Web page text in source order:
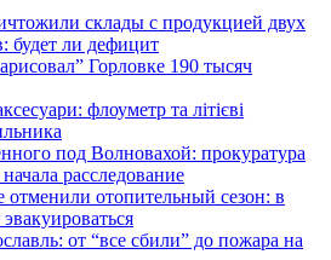
склады с продукцией двух
будет ли дефицит
Горловке 190 тысяч
флоуметр та літієві
под Волновахой: прокуратура
расследование
отопительный сезон: в
от “все сбили” до пожара на